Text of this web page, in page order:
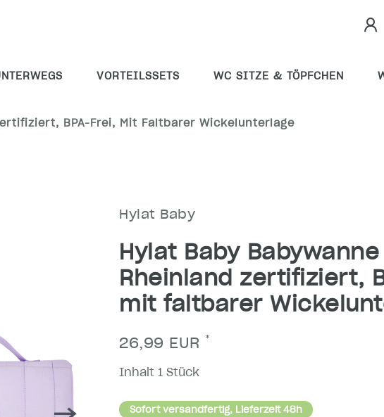
VORTEILSSETS WC SITZE & TÖPFCHEN
BPA-Frei, Mit Faltbarer Wickelunterlage
Hylat Baby
Hylat Baby Babywanne
Rheinland zertifiziert,
mit faltbarer
26,99 EUR *
Inhalt 1 Stück
Sofort versandfertig, Lieferzeit 48h